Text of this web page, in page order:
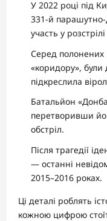
У 2022 році під
331-й
участь у
Серед полонених
«коридору», були
підкреслила
Батальйон
перетворивши
обстріл.
Після трагедії
— останні
2015–2016 роках.
Ці деталі роблять
кожною цифрою